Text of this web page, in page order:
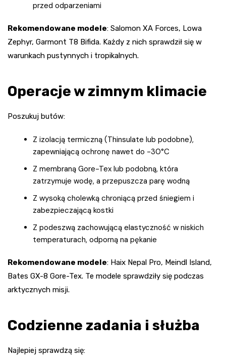
przed odparzeniami
Rekomendowane modele: Salomon XA Forces, Lowa
Zephyr, Garmont T8 Bifida. Każdy z nich sprawdził się w
warunkach pustynnych i tropikalnych.
Operacje w zimnym klimacie
Poszukuj butów:
Z izolacją termiczną (Thinsulate lub podobne),
zapewniającą ochronę nawet do -30°C
Z membraną Gore-Tex lub podobną, która
zatrzymuje wodę, a przepuszcza parę wodną
Z wysoką cholewką chroniącą przed śniegiem i
zabezpieczającą kostki
Z podeszwą zachowującą elastyczność w niskich
temperaturach, odporną na pękanie
Rekomendowane modele: Haix Nepal Pro, Meindl Island,
Bates GX-8 Gore-Tex. Te modele sprawdziły się podczas
arktycznych misji.
Codzienne zadania i służba
Najlepiej sprawdzą się: